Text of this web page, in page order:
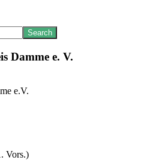
Damme e. V.
e.V.
Vors.)